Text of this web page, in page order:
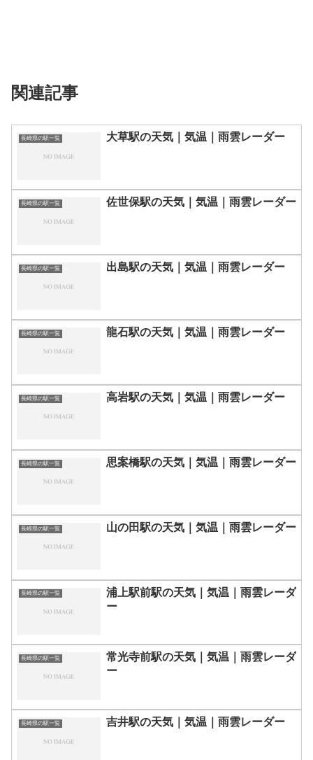
関連記事
長崎県の駅一覧 大草駅の天気｜気温｜雨雲レーダー
長崎県の駅一覧 佐世保駅の天気｜気温｜雨雲レーダー
長崎県の駅一覧 出島駅の天気｜気温｜雨雲レーダー
長崎県の駅一覧 龍石駅の天気｜気温｜雨雲レーダー
長崎県の駅一覧 高岩駅の天気｜気温｜雨雲レーダー
長崎県の駅一覧 思案橋駅の天気｜気温｜雨雲レーダー
長崎県の駅一覧 山の田駅の天気｜気温｜雨雲レーダー
長崎県の駅一覧
浦上駅前駅の天気｜気温｜雨雲レーダ
ー
長崎県の駅一覧
常光寺前駅の天気｜気温｜雨雲レーダ
ー
長崎県の駅一覧 吉井駅の天気｜気温｜雨雲レーダー